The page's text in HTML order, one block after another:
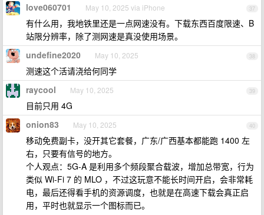
37
love060701 May 10, 2025 via iPhone
有什么用，我地铁里还是一点网速没有。下载东西百度限速、B
站限分辨率，除了测网速是真没使用场景。
38
undefine2020 May 10, 2025
测速这个活请浇给何同学
39
raycool May 10, 2025
目前只用 4G
40
onion83 May 10, 2025
移动免费副卡，没开其它套餐，广东/广西基本都能跑 1400 左
右，只要有信号的地方。
个人观点：5G-A 是利用多个频段聚合载波，增加总带宽，行为
类似 Wi-Fi 7 的 MLO ，不过这玩意不能长时间开启，会非常耗
电，最后还得看手机的资源调度，也就是在高速下载会真正启
用，平时也就显示一个图标而已。